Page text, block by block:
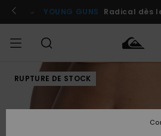
l'information
le
Se connecter / s'inscrire
YOUNG GUNS Radical dès
HOMME Vêtements
Vêtements
Shop
Surf
Snow
Outlet
Accéder à
ma
RUPTURE DE STOCK